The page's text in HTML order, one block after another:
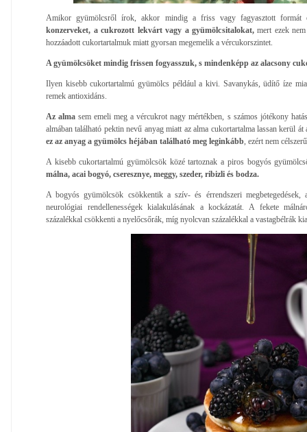
Amikor gyümölcsről írok, akkor mindig a friss vagy fagyasztott formát
konzerveket, a cukrozott lekvárt vagy a gyümölcsitalokat,mert ezek nem
hozzáadott cukortartalmuk miatt gyorsan megemelik a vércukorszintet.
A gyümölcsöket mindig frissen fogyasszuk, s mindenképp az alacsony
Ilyen kisebb cukortartalmú gyümölcs például a kivi. Savanykás, üdítő íze
remek antioxidáns.
Az alma sem emeli meg a vércukrot nagy mértékben, s számos jótékony
almában található pektin nevű anyag miatt az alma cukortartalma lassan kerül
ez az anyag a gyümölcs héjában található meg leginkább , ezért nem
A kisebb cukortartalmú gyümölcsök közé tartoznak a piros bogyós
málna, acai bogyó, cseresznye, meggy, szeder, ribizli és bodza.
A bogyós gyümölcsök csökkentik a szív- és érrendszeri megbetegedések,
neurológiai rendellenességek kialakulásának a kockázatát. A fekete
százalékkal csökkenti a nyelőcsőrák, míg nyolcvan százalékkal a vastagbélrák